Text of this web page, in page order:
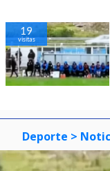
19
visitas
Deporte >